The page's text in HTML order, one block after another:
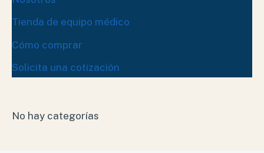
Tienda de equipo médico
Cómo comprar
Solicita una cotización
No hay categorías